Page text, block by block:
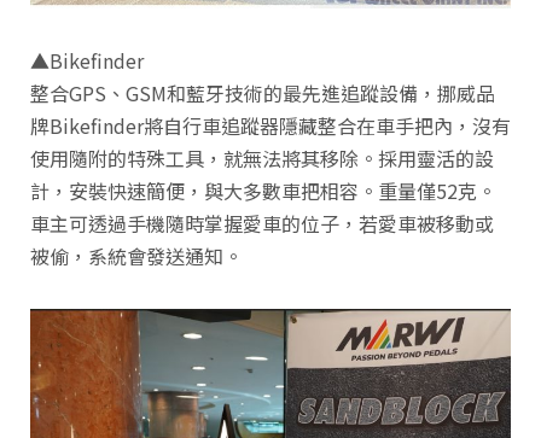
▲Bikefinder
整合GPS、GSM和藍牙技術的最先進追蹤設備，挪威品
牌Bikefinder將自行車追蹤器隱藏整合在車手把內，沒有
使用隨附的特殊工具，就無法將其移除。採用靈活的設
計，安裝快速簡便，與大多數車把相容。重量僅52克。
車主可透過手機隨時掌握愛車的位子，若愛車被移動或
被偷，系統會發送通知。